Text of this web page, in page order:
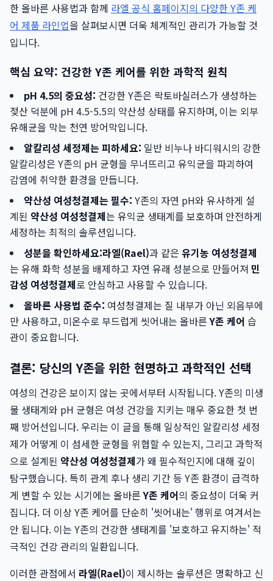
한 올바른 사용법과 함께 라엘 공식 홈페이지의 다양한 Y존 케
어 제품 라인업을 살펴보시면 더욱 체계적인 관리가 가능할 것
입니다.
핵심 요약: 건강한 Y존 케어를 위한 과학적 원칙
pH 4.5의 중요성: 건강한 Y존은 락토바실러스가 생성하는
젖산 덕분에 pH 4.5-5.5의 약산성 상태를 유지하며, 이는 외부
유해균을 막는 천연 방어막입니다.
알칼리성 세정제는 피하세요: 일반 비누나 바디워시의 강한
알칼리성은 Y존의 pH 균형을 무너뜨리고 유익균을 파괴하여
감염에 취약한 환경을 만듭니다.
약산성 여성청결제는 필수: Y존의 자연 pH와 유사하게 설
계된 약산성 여성청결제는 유익균 생태계를 보호하며 안전하게
세정하는 최적의 솔루션입니다.
성분을 확인하세요:라엘(Rael)과 같은 유기농 여성청결제
는 유해 화학 성분을 배제하고 자연 유래 성분으로 만들어져 민
감성 여성청결제로 안심하고 사용할 수 있습니다.
올바른 사용법 준수: 여성청결제는 질 내부가 아닌 외음부에
만 사용하고, 미온수로 부드럽게 씻어내는 올바른Y존 케어 습
관이 중요합니다.
결론: 당신의 Y존을 위한 현명하고 과학적인 선택
여성의 건강은 보이지 않는 곳에서부터 시작됩니다. Y존의 미생
물 생태계와 pH 균형은 여성 건강을 지키는 매우 중요한 첫 번
째 방어선입니다. 우리는 이 글을 통해 일상적인 알칼리성 세정
제가 어떻게 이 섬세한 균형을 위협할 수 있는지, 그리고 과학적
으로 설계된 약산성 여성청결제가 왜 필수적인지에 대해 깊이
탐구했습니다. 특히 관계 후나 생리 기간 등 Y존 환경이 급격하
게 변할 수 있는 시기에는 올바른Y존 케어의 중요성이 더욱 커
집니다. 더 이상 Y존 케어를 단순히 '씻어내는' 행위로 여겨서는
안 됩니다. 이는 Y존의 건강한 생태계를 '보호하고 유지하는' 적
극적인 건강 관리의 일환입니다.
이러한 관점에서 라엘(Rael)이 제시하는 솔루션은 명확하고 신